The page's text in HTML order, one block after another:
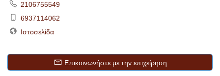
2106755549
6937114062
Ιστοσελίδα
Επικοινωνήστε με την επιχείρηση